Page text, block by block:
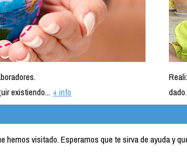
existiendo... + info
dado.
hemos visitado. Esperamos que te sirva de ayuda y